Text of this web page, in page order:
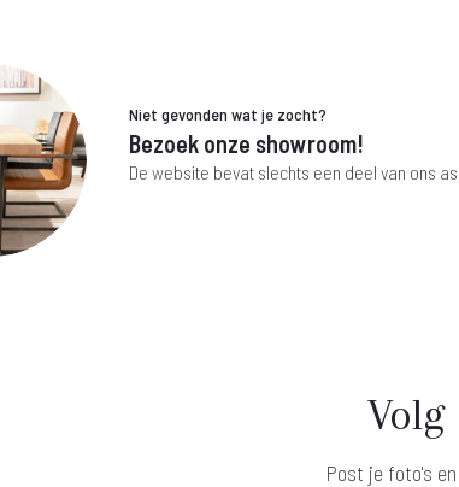
Niet gevonden wat je zocht?
Bezoek onze showroom!
De website bevat slechts een deel van ons
Post je foto's en